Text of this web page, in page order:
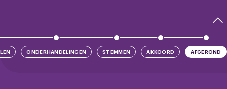
ONDERHANDELINGEN STEMMEN AKKOORD AFGEROND